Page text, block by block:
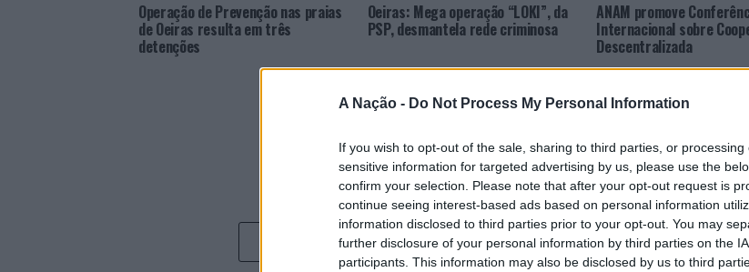
A Nação - Do Not Process My Personal Information
If you wish to opt-out of the sale, sharing to third parties, or
sensitive information for targeted advertising by us, please use the
confirm your selection. Please note that after your opt-out request is
continue seeing interest-based ads based on personal information
information disclosed to third parties prior to your opt-out. You may
further disclosure of your personal information by third parties on the
participants. This information may also be disclosed by us to third
Operação de Prevenção nas praias
de Oeiras resulta em três
detenções
Oeiras: Mega operação “LOKI”, da
PSP, desmantela rede criminosa
ANAM promove
Internacional sobre
Descentralizada
CLIQUE PARA COMENTAR